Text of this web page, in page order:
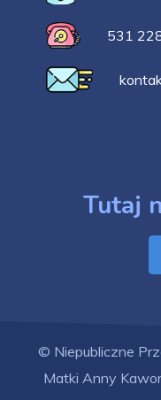
531
Tutaj
© Niepubliczne
Matki Anny